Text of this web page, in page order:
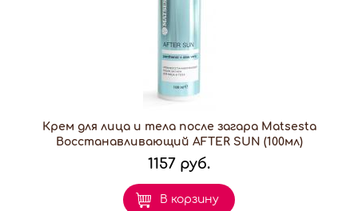
Крем для лица и тела после загара Matsesta
Восстанавливающий AFTER SUN (100мл)
1157 руб.
В корзину